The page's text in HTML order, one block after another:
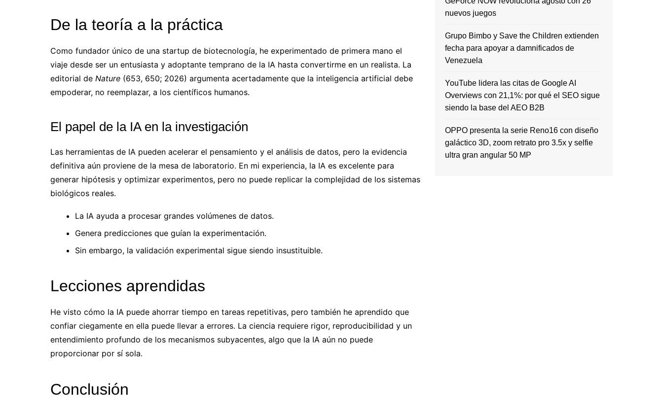
De la teoría a la práctica
Como fundador único de una startup de biotecnología, he experimentado de primera mano el
viaje desde ser un entusiasta y adoptante temprano de la IA hasta convertirme en un realista. La
editorial de Nature (653, 650; 2026) argumenta acertadamente que la inteligencia artificial debe
empoderar, no reemplazar, a los científicos humanos.
El papel de la IA en la investigación
Las herramientas de IA pueden acelerar el pensamiento y el análisis de datos, pero la evidencia
definitiva aún proviene de la mesa de laboratorio. En mi experiencia, la IA es excelente para
generar hipótesis y optimizar experimentos, pero no puede replicar la complejidad de los sistemas
biológicos reales.
La IA ayuda a procesar grandes volúmenes de datos.
Genera predicciones que guían la experimentación.
Sin embargo, la validación experimental sigue siendo insustituible.
Lecciones aprendidas
He visto cómo la IA puede ahorrar tiempo en tareas repetitivas, pero también he aprendido que
confiar ciegamente en ella puede llevar a errores. La ciencia requiere rigor, reproducibilidad y un
entendimiento profundo de los mecanismos subyacentes, algo que la IA aún no puede
proporcionar por sí sola.
Conclusión
nuevos juegos
Grupo Bimbo y Save the Children extienden
fecha para apoyar a damnificados de
Venezuela
YouTube lidera las citas de Google AI
Overviews con 21,1%: por qué el SEO sigue
siendo la base del AEO B2B
OPPO presenta la serie Reno16 con diseño
galáctico 3D, zoom retrato pro 3.5x y selfie
ultra gran angular 50 MP